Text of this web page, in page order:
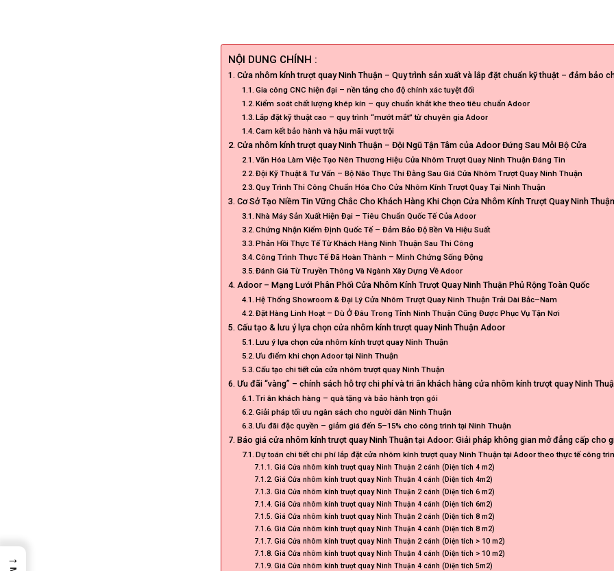
NỘI DUNG CHÍNH :
Cửa nhôm kính trượt quay Ninh Thuận – Quy trình sản xuất và lắp đặt chuẩn kỹ thuật – đảm bảo
Gia công CNC hiện đại – nền tảng cho độ chính xác tuyệt đối
Kiểm soát chất lượng khép kín – quy chuẩn khắt khe theo tiêu chuẩn Adoor
Lắp đặt kỹ thuật cao – quy trình “mướt mắt” từ chuyên gia Adoor
Cam kết bảo hành và hậu mãi vượt trội
Cửa nhôm kính trượt quay Ninh Thuận – Đội Ngũ Tận Tâm của Adoor Đứng Sau Mỗi Bộ Cửa
Văn Hóa Làm Việc Tạo Nên Thương Hiệu Cửa Nhôm Trượt Quay Ninh Thuận Đáng Tin
Đội Kỹ Thuật & Tư Vấn – Bộ Não Thực Thi Đằng Sau Giá Cửa Nhôm Trượt Quay Ninh Thuận
Quy Trình Thi Công Chuẩn Hóa Cho Cửa Nhôm Kính Trượt Quay Tại Ninh Thuận
Cơ Sở Tạo Niềm Tin Vững Chắc Cho Khách Hàng Khi Chọn Cửa Nhôm Kính Trượt Quay Ninh
Nhà Máy Sản Xuất Hiện Đại – Tiêu Chuẩn Quốc Tế Của Adoor
Chứng Nhận Kiểm Định Quốc Tế – Đảm Bảo Độ Bền Và Hiệu Suất
Phản Hồi Thực Tế Từ Khách Hàng Ninh Thuận Sau Thi Công
Công Trình Thực Tế Đã Hoàn Thành – Minh Chứng Sống Động
Đánh Giá Từ Truyền Thông Và Ngành Xây Dựng Về Adoor
Adoor – Mạng Lưới Phân Phối Cửa Nhôm Kính Trượt Quay Ninh Thuận Phủ Rộng Toàn Quốc
Hệ Thống Showroom & Đại Lý Cửa Nhôm Trượt Quay Ninh Thuận Trải Dài Bắc–Nam
Đặt Hàng Linh Hoạt – Dù Ở Đâu Trong Tỉnh Ninh Thuận Cũng Được Phục Vụ Tận Nơi
Cấu tạo & lưu ý lựa chọn cửa nhôm kính trượt quay Ninh Thuận Adoor
Lưu ý lựa chọn cửa nhôm kính trượt quay Ninh Thuận
Ưu điểm khi chọn Adoor tại Ninh Thuận
Cấu tạo chi tiết của cửa nhôm trượt quay Ninh Thuận
Ưu đãi “vàng” – chính sách hỗ trợ chi phí và tri ân khách hàng cửa nhôm kính trượt quay Ninh
Tri ân khách hàng – quà tặng và bảo hành trọn gói
Giải pháp tối ưu ngân sách cho người dân Ninh Thuận
Ưu đãi đặc quyền – giảm giá đến 5–15% cho công trình tại Ninh Thuận
Báo giá cửa nhôm kính trượt quay Ninh Thuận tại Adoor: Giải pháp không gian mở đẳng cấp cho
Dự toán chi tiết chi phí lắp đặt cửa nhôm kính trượt quay Ninh Thuận tại Adoor theo thực tế công
Giá Cửa nhôm kính trượt quay Ninh Thuận 2 cánh (Diện tích 4 m2)
Giá Cửa nhôm kính trượt quay Ninh Thuận 4 cánh (Diện tích 4m2)
Giá Cửa nhôm kính trượt quay Ninh Thuận 2 cánh (Diện tích 6 m2)
Giá Cửa nhôm kính trượt quay Ninh Thuận 4 cánh (Diện tích 6m2)
Giá Cửa nhôm kính trượt quay Ninh Thuận 2 cánh (Diện tích 8 m2)
Giá Cửa nhôm kính trượt quay Ninh Thuận 4 cánh (Diện tích 8 m2)
Giá Cửa nhôm kính trượt quay Ninh Thuận 2 cánh (Diện tích > 10 m2)
Giá Cửa nhôm kính trượt quay Ninh Thuận 4 cánh (Diện tích > 10 m2)
Giá Cửa nhôm kính trượt quay Ninh Thuận 4 cánh (Diện tích 5m2)
→